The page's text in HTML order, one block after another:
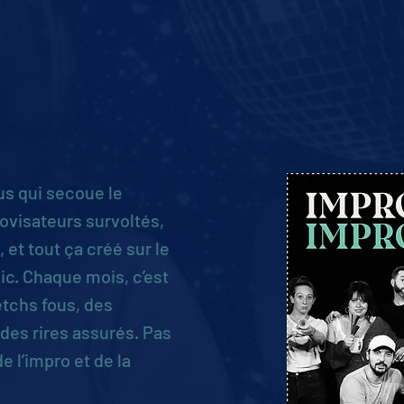
qui secoue le
survoltés,
et tout ça créé sur le
Chaque mois, c’est
fous, des
rires assurés. Pas
l’impro et de la